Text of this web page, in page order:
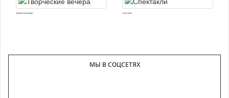
Творческие вечера Спектакли
МЫ В СОЦСЕТЯХ